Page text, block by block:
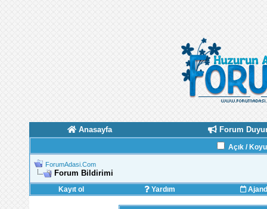
Anasayfa Forum
Açık /
ForumAdasi.Com
Forum Bildirimi
Kayıt ol Yardım